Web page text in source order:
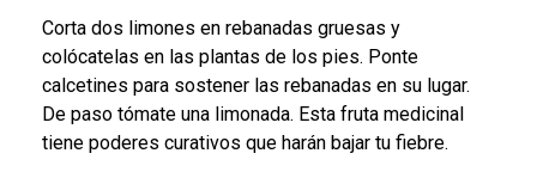
Corta dos limones en rebanadas gruesas y
colócatelas en las plantas de los pies. Ponte
calcetines para sostener las rebanadas en su lugar.
De paso tómate una limonada. Esta fruta medicinal
tiene poderes curativos que harán bajar tu fiebre.